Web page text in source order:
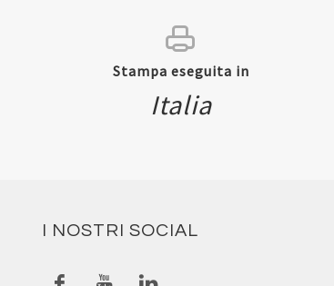
Stampa eseguita in
Italia
I NOSTRI SOCIAL